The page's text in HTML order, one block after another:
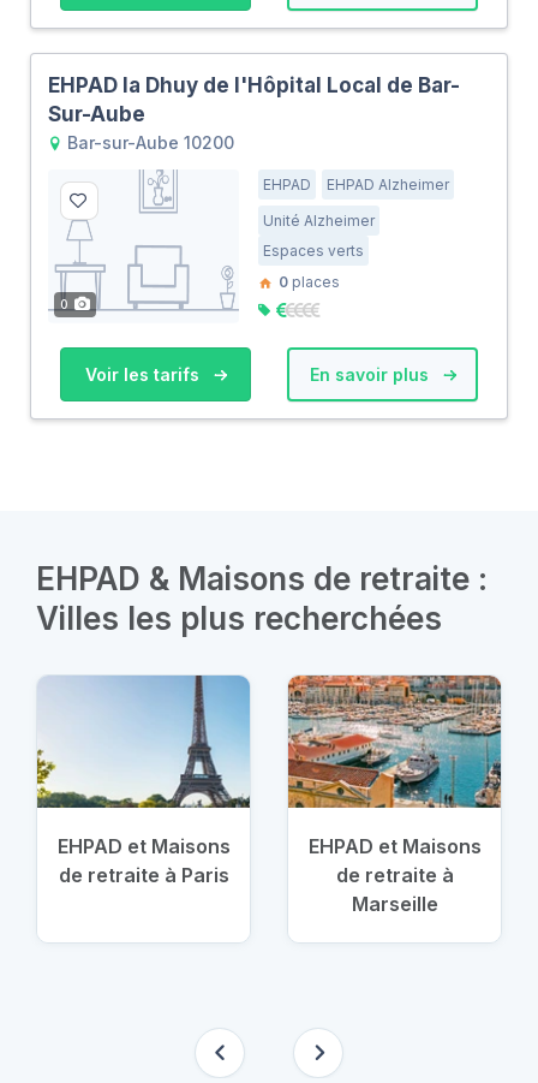
EHPAD la Dhuy de l'Hôpital Local de Bar-
Sur-Aube
Bar-sur-Aube 10200
0
EHPAD
EHPAD Alzheimer
Unité Alzheimer
Espaces verts
0 places
Voir les tarifs En savoir plus
EHPAD & Maisons de retraite :
Villes les plus recherchées
EHPAD et Maisons
de retraite à Paris
EHPAD et Maisons
de retraite à
Marseille